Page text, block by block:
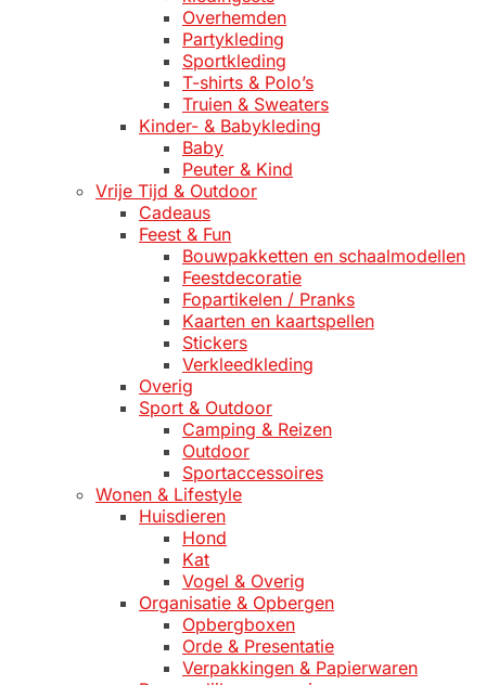
Overhemden
Partykleding
Sportkleding
T-shirts & Polo’s
Truien & Sweaters
Kinder- & Babykleding
Baby
Peuter & Kind
Vrije Tijd & Outdoor
Cadeaus
Feest & Fun
Bouwpakketten en schaalmodellen
Feestdecoratie
Fopartikelen / Pranks
Kaarten en kaartspellen
Stickers
Verkleedkleding
Overig
Sport & Outdoor
Camping & Reizen
Outdoor
Sportaccessoires
Wonen & Lifestyle
Huisdieren
Hond
Kat
Vogel & Overig
Organisatie & Opbergen
Opbergboxen
Orde & Presentatie
Verpakkingen & Papierwaren